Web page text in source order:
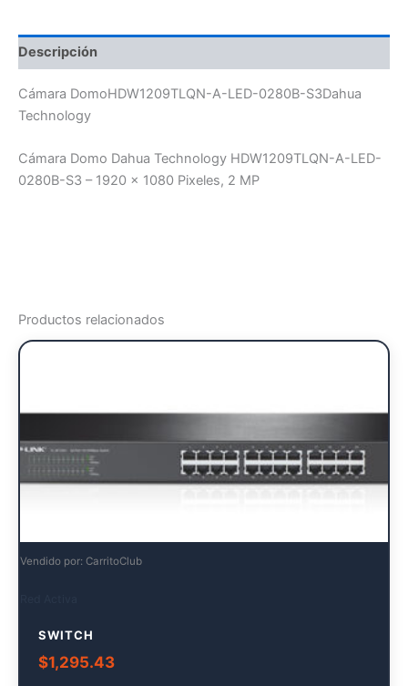
Descripción
Cámara DomoHDW1209TLQN-A-LED-0280B-S3Dahua
Technology
Cámara Domo Dahua Technology HDW1209TLQN-A-LED-
0280B-S3 – 1920 x 1080 Pixeles, 2 MP
Productos relacionados
Vendido por: CarritoClub
SWITCH
$1,295.43